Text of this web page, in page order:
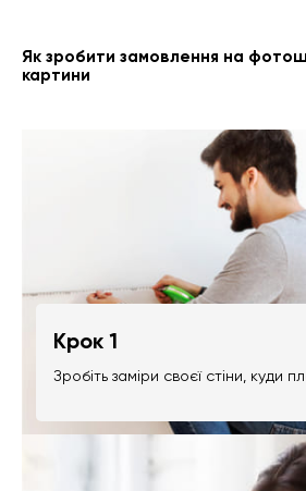
Як зробити замовлення на
картини
Крок 1
Зробіть заміри своєї стіни, куди